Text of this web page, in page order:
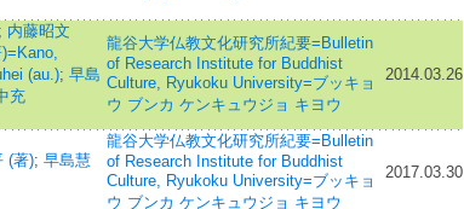
内藤昭文
(au.); 早島
充
龍谷大学仏教文化研究所紀要=Bulletin
of Research Institute for Buddhist
Culture, Ryukoku University=ブッキョ
ウ ブンカ ケンキュウジョ キヨウ
2014.03.26
(著); 早島慧
龍谷大学仏教文化研究所紀要=Bulletin
of Research Institute for Buddhist
Culture, Ryukoku University=ブッキョ
ウ ブンカ ケンキュウジョ キヨウ
2017.03.30